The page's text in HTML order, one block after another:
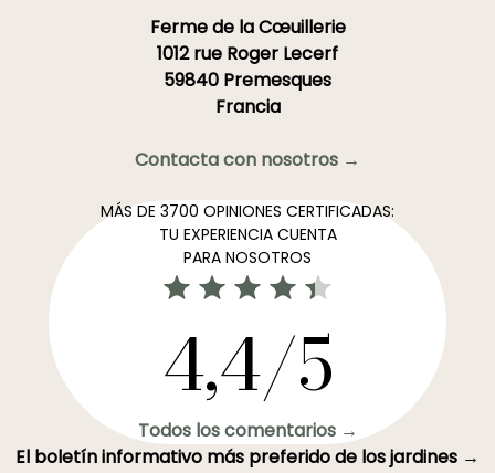
Ferme de la Cœuillerie
1012 rue Roger Lecerf
59840 Premesques
Francia
Contacta con nosotros →
MÁS DE 3700 OPINIONES CERTIFICADAS:
TU EXPERIENCIA CUENTA
PARA NOSOTROS
4,4/5
Todos los comentarios →
El boletín informativo más preferido de los jardines →